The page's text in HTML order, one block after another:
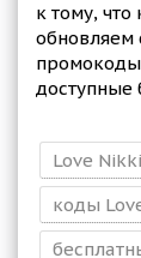
к тому,
обновляем
доступные
Love
коды